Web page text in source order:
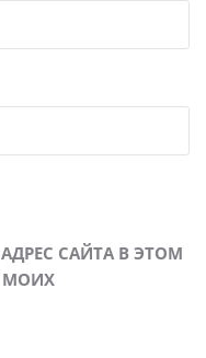
САЙТА В ЭТОМ
МОИХ